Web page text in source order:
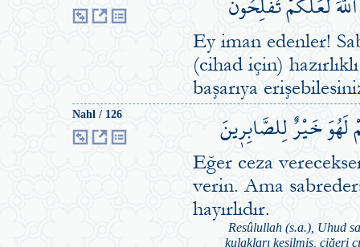
Ey iman edenler!
(cihad için)
başarıya
Nahl / 126 لَهُوَ خَيْرٌ لِلصَّابِر۪ينَ
Eğer ceza
verin. Ama
hayırlıdır.
Resûlullah (s.a.), Uhud
kulakları kesilmiş, ciğeri